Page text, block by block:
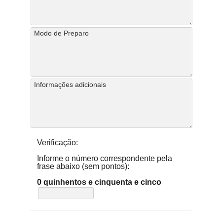
Verificação:
Informe o número correspondente pela
frase abaixo (sem pontos):
0 quinhentos e cinquenta e cinco